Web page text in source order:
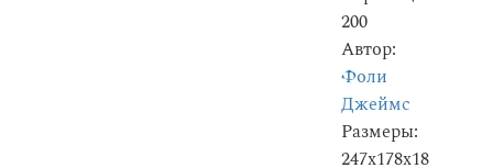
200
Автор:
Фоли
Джеймс
Размеры:
247x178x18